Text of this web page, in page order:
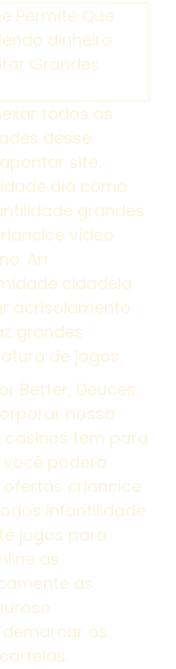
todos os
desse
site.
dia como
grandes
vídeo
An
cidadela
acrisolamento
grandes
de jogos.
Better, Deuces
nossa
tem para
poderá
criancice
infantilidade
jogos para
as
as
os